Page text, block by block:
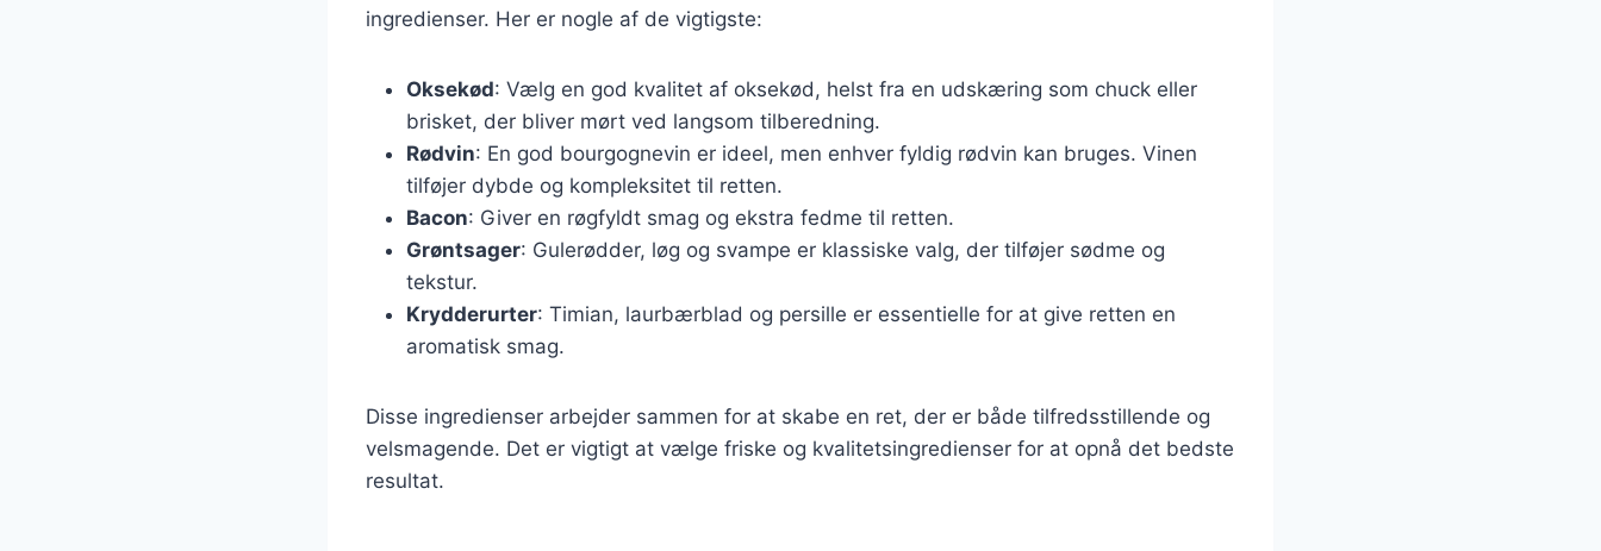
ingredienser. Her er nogle af de vigtigste:
Oksekød: Vælg en god kvalitet af oksekød, helst fra en udskæring som chuck eller
brisket, der bliver mørt ved langsom tilberedning.
Rødvin: En god bourgognevin er ideel, men enhver fyldig rødvin kan bruges. Vinen
tilføjer dybde og kompleksitet til retten.
Bacon: Giver en røgfyldt smag og ekstra fedme til retten.
Grøntsager: Gulerødder, løg og svampe er klassiske valg, der tilføjer sødme og
tekstur.
Krydderurter: Timian, laurbærblad og persille er essentielle for at give retten en
aromatisk smag.
Disse ingredienser arbejder sammen for at skabe en ret, der er både tilfredsstillende og
velsmagende. Det er vigtigt at vælge friske og kvalitetsingredienser for at opnå det bedste
resultat.